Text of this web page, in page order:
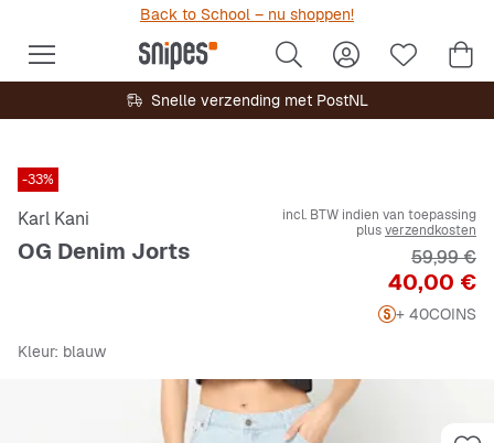
Back to School – nu shoppen!
Snelle verzending met PostNL
-33%
Karl Kani
OG Denim Jorts
incl. BTW indien van toepassing
plusverzendkosten
Prijs
40,00 €
Originele
59,99 €
+ 40COINS
Kleur: blauw